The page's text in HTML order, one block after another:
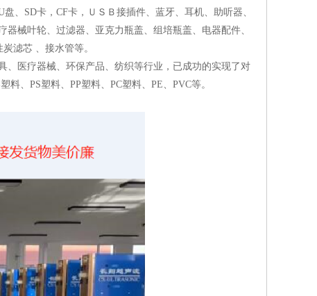
、SD卡，CF卡，ＵＳＢ接插件、蓝牙、耳机、助听器、
械叶轮、过滤器、亚克力瓶盖、组培瓶盖、电器配件、
滤芯 、接水管等。
、医疗器械、环保产品、纺织等行业，已成功的实现了对
、PS塑料、PP塑料、PC塑料、PE、PVC等。